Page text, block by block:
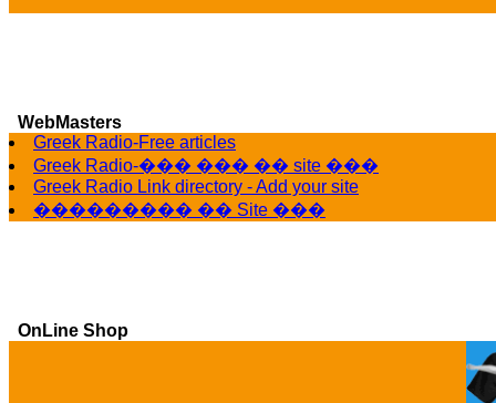
WebMasters
Greek Radio-Free articles
Greek Radio-��� ��� �� site ���
Greek Radio Link directory - Add your site
��������� �� Site ���
OnLine Shop